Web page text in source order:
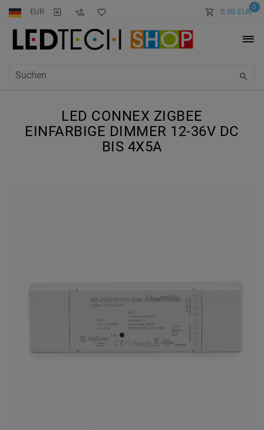
EUR 0
0,00 EUR
LED CONNEX ZIGBEE
EINFARBIGE DIMMER 12-36V DC
BIS 4X5A